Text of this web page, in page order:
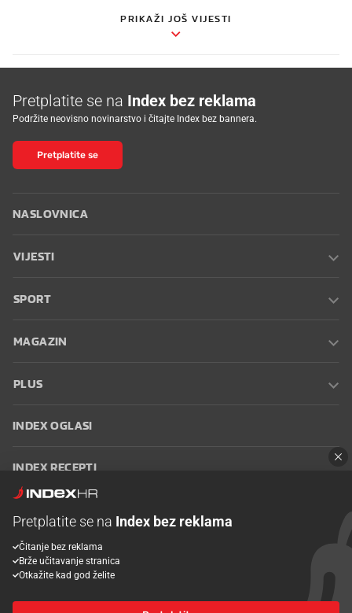
PRIKAŽI JOŠ VIJESTI
Pretplatite se na Index bez reklama
Podržite neovisno novinarstvo i čitajte Index bez bannera.
Pretplatite se
NASLOVNICA
VIJESTI
SPORT
MAGAZIN
PLUS
INDEX OGLASI
INDEX RECEPTI
Oglašavanje Zaposli se na Indexu
korištenja
Postavke kolačića
Pretplatite se na Index bez reklama
Čitanje bez reklama
Brže učitavanje stranica
Otkažite kad god želite